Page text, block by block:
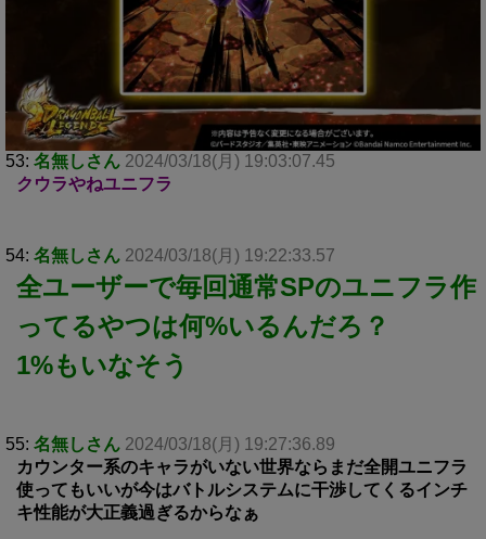
53: 名無しさん 2024/03/18(月) 19:03:07.45
クウラやねユニフラ
54: 名無しさん 2024/03/18(月) 19:22:33.57
全ユーザーで毎回通常SPのユニフラ作
ってるやつは何%いるんだろ？
1%もいなそう
55: 名無しさん 2024/03/18(月) 19:27:36.89
カウンター系のキャラがいない世界ならまだ全開ユニフラ
使ってもいいが今はバトルシステムに干渉してくるインチ
キ性能が大正義過ぎるからなぁ